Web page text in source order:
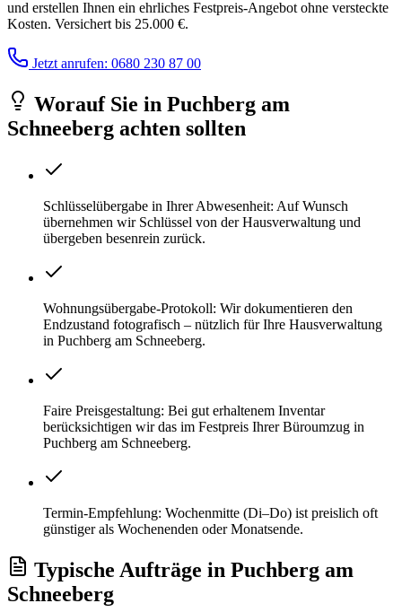
und erstellen Ihnen ein ehrliches Festpreis-Angebot ohne versteckte
Kosten. Versichert bis 25.000 €.
Jetzt anrufen: 0680 230 87 00
Worauf Sie in Puchberg am
Schneeberg achten sollten
Schlüsselübergabe in Ihrer Abwesenheit: Auf Wunsch
übernehmen wir Schlüssel von der Hausverwaltung und
übergeben besenrein zurück.
Wohnungsübergabe-Protokoll: Wir dokumentieren den
Endzustand fotografisch – nützlich für Ihre Hausverwaltung
in Puchberg am Schneeberg.
Faire Preisgestaltung: Bei gut erhaltenem Inventar
berücksichtigen wir das im Festpreis Ihrer Büroumzug in
Puchberg am Schneeberg.
Termin-Empfehlung: Wochenmitte (Di–Do) ist preislich oft
günstiger als Wochenenden oder Monatsende.
Typische Aufträge in Puchberg am
Schneeberg